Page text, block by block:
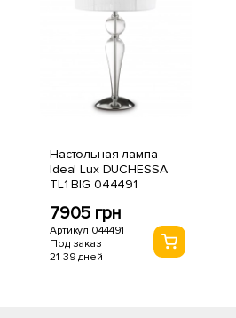
Настольная лампа
Ideal Lux DUCHESSA
TL1 BIG 044491
7905 грн
Артикул 044491
Под заказ
21-39 дней